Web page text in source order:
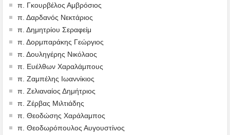
π. Γκουρβέλος Αμβρόσιος
π. Δαρδανός Νεκτάριος
π. Δημητρίου Σεραφείμ
π. Δορμπαράκης Γεώργιος
π. Δουληγέρης Νικόλαος
π. Ευέλθων Χαραλάμπους
π. Ζαμπέλης Ιωαννίκιος
π. Ζελιαναίος Δημήτριος
π. Ζέρβας Μιλτιάδης
π. Θεοδώσης Χαράλαμπος
π. Θεοδωρόπουλος Αυγουστίνος